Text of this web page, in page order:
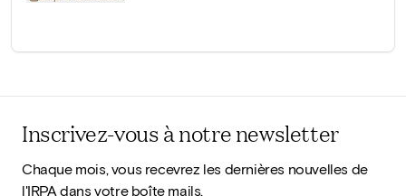
Inscrivez-vous à notre newsletter
Chaque mois, vous recevrez les dernières nouvelles de
l'IRPA dans votre boîte mails.